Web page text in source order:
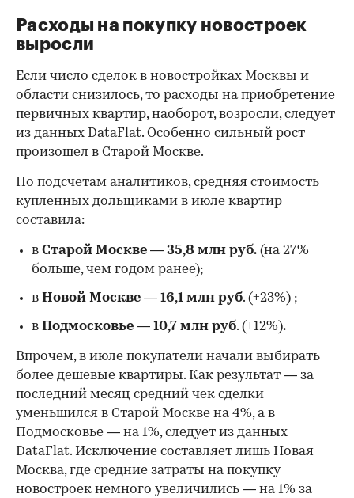
Расходы на покупку новостроек
выросли
Если число сделок в новостройках Москвы и
области снизилось, то расходы на приобретение
первичных квартир, наоборот, возросли, следует
из данных DataFlat. Особенно сильный рост
произошел в Старой Москве.
По подсчетам аналитиков, средняя стоимость
купленных дольщиками в июле квартир
составила:
в Старой Москве — 35,8 млн руб. (на 27%
больше, чем годом ранее);
в Новой Москве — 16,1 млн руб. (+23%) ;
в Подмосковье — 10,7 млн руб. (+12%).
Впрочем, в июле покупатели начали выбирать
более дешевые квартиры. Как результат — за
последний месяц средний чек сделки
уменьшился в Старой Москве на 4%, а в
Подмосковье — на 1%, следует из данных
DataFlat. Исключение составляет лишь Новая
Москва, где средние затраты на покупку
новостроек немного увеличились — на 1% за